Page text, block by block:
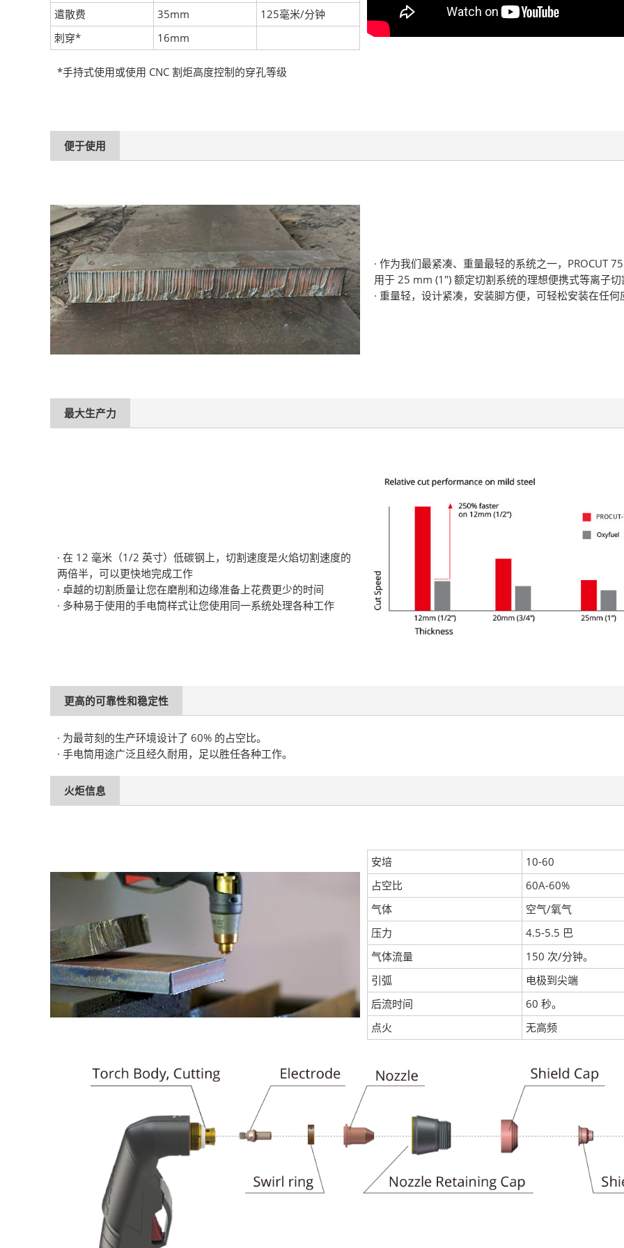
遣散费 35mm
125毫米/分钟
刺穿*
16mm
*手持式使用或使用 CNC 割炬高度控制的穿孔等级
便于使用
· 作为我们最紧凑、重量最轻的系统之一，PROCUT
用于 25 mm (1") 额定切割系统的理想便携式等离子切
· 重量轻，设计紧凑，安装脚方便，可轻松安装在任何
最大生产力
· 在 12 毫米（1/2 英寸）低碳钢上，切割速度是火焰切割速度的
两倍半，可以更快地完成工作
· 卓越的切割质量让您在磨削和边缘准备上花费更少的时间
· 多种易于使用的手电筒样式让您使用同一系统处理各种工作
更高的可靠性和稳定性
· 为最苛刻的生产环境设计了 60% 的占空比。
· 手电筒用途广泛且经久耐用，足以胜任各种工作。
火炬信息
安培
10-60
占空比
60A-60%
气体
空气/氧气
压力
4.5-5.5 巴
气体流量
150 次/分钟。
引弧
电极到尖端
后流时间
60 秒。
点火
无高频